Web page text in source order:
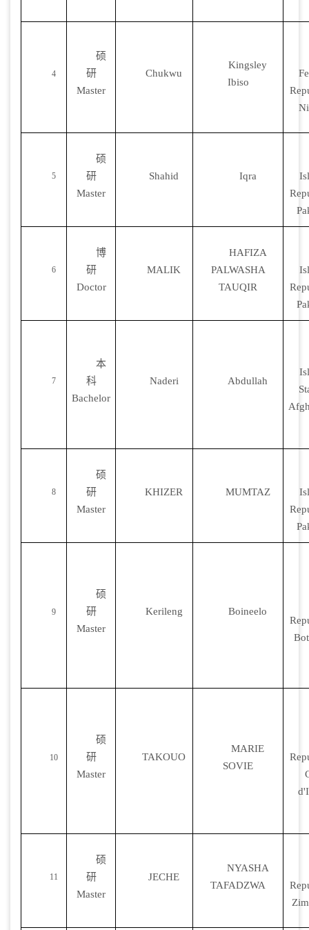
4
硕
研
Master
Chukwu
Kingsley
Ibiso
5
硕
研
Master
Shahid Iqra
6
博
研
Doctor
MALIK
HAFIZA
PALWASHA
TAUQIR
7
本
科
Bachelor
Naderi Abdullah
8
硕
研
Master
KHIZER MUMTAZ
9
硕
研
Master
Kerileng Boineelo
10
硕
研
Master
TAKOUO
MARIE
SOVIE
11
硕
研
Master
JECHE
NYASHA
TAFADZWA